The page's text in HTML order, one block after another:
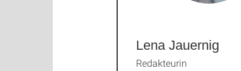
Lena Jauernig
Redakteurin